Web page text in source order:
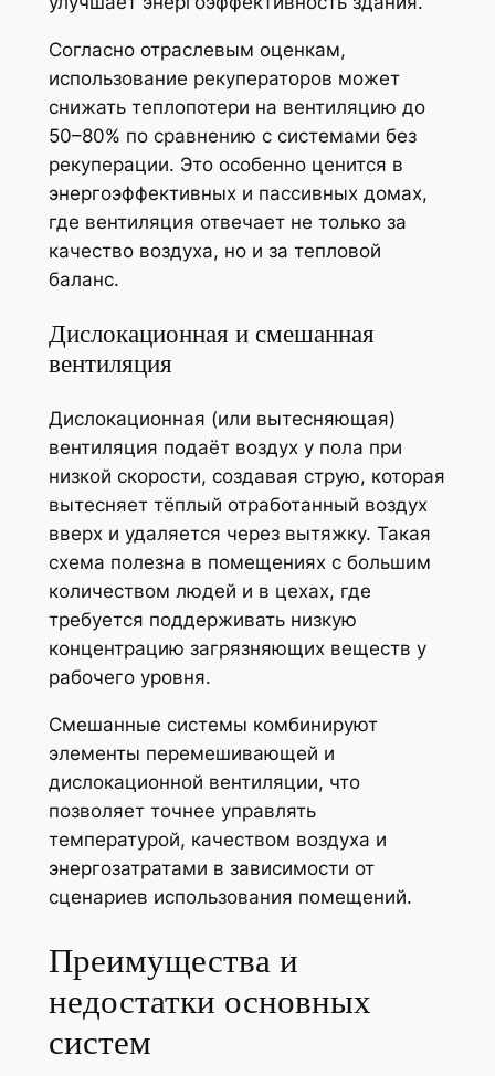
Согласно отраслевым оценкам,
использование рекуператоров может
снижать теплопотери на вентиляцию до
50–80% по сравнению с системами без
рекуперации. Это особенно ценится в
энергоэффективных и пассивных домах,
где вентиляция отвечает не только за
качество воздуха, но и за тепловой
баланс.
Дислокационная и смешанная
вентиляция
Дислокационная (или вытесняющая)
вентиляция подаёт воздух у пола при
низкой скорости, создавая струю, которая
вытесняет тёплый отработанный воздух
вверх и удаляется через вытяжку. Такая
схема полезна в помещениях с большим
количеством людей и в цехах, где
требуется поддерживать низкую
концентрацию загрязняющих веществ у
рабочего уровня.
Смешанные системы комбинируют
элементы перемешивающей и
дислокационной вентиляции, что
позволяет точнее управлять
температурой, качеством воздуха и
энергозатратами в зависимости от
сценариев использования помещений.
Преимущества и
недостатки основных
систем